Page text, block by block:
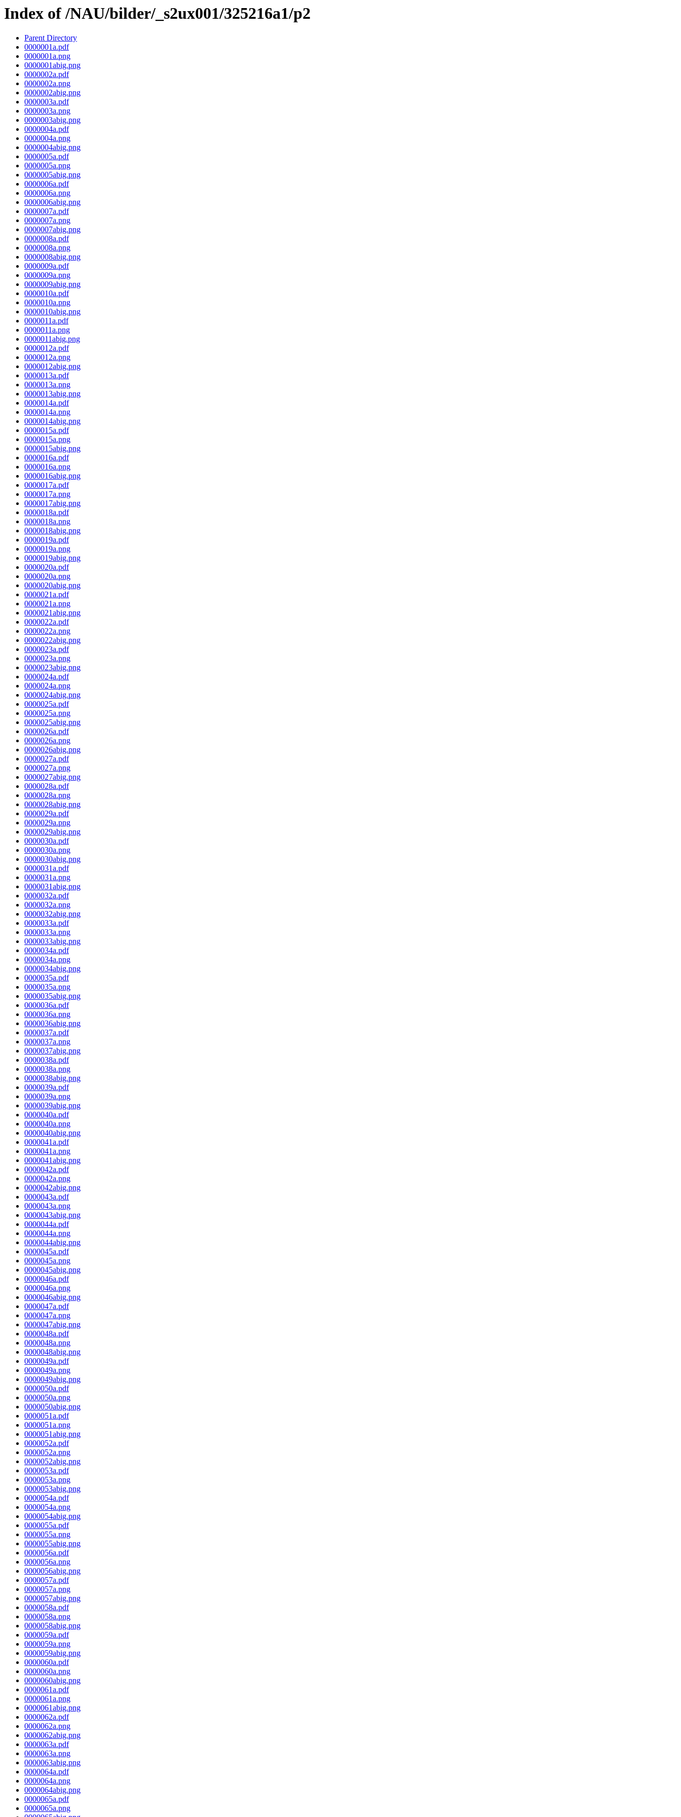
Index of /NAU/bilder/_s2ux001/325216a1/p2
Parent Directory
0000001a.pdf
0000001a.png
0000001abig.png
0000002a.pdf
0000002a.png
0000002abig.png
0000003a.pdf
0000003a.png
0000003abig.png
0000004a.pdf
0000004a.png
0000004abig.png
0000005a.pdf
0000005a.png
0000005abig.png
0000006a.pdf
0000006a.png
0000006abig.png
0000007a.pdf
0000007a.png
0000007abig.png
0000008a.pdf
0000008a.png
0000008abig.png
0000009a.pdf
0000009a.png
0000009abig.png
0000010a.pdf
0000010a.png
0000010abig.png
0000011a.pdf
0000011a.png
0000011abig.png
0000012a.pdf
0000012a.png
0000012abig.png
0000013a.pdf
0000013a.png
0000013abig.png
0000014a.pdf
0000014a.png
0000014abig.png
0000015a.pdf
0000015a.png
0000015abig.png
0000016a.pdf
0000016a.png
0000016abig.png
0000017a.pdf
0000017a.png
0000017abig.png
0000018a.pdf
0000018a.png
0000018abig.png
0000019a.pdf
0000019a.png
0000019abig.png
0000020a.pdf
0000020a.png
0000020abig.png
0000021a.pdf
0000021a.png
0000021abig.png
0000022a.pdf
0000022a.png
0000022abig.png
0000023a.pdf
0000023a.png
0000023abig.png
0000024a.pdf
0000024a.png
0000024abig.png
0000025a.pdf
0000025a.png
0000025abig.png
0000026a.pdf
0000026a.png
0000026abig.png
0000027a.pdf
0000027a.png
0000027abig.png
0000028a.pdf
0000028a.png
0000028abig.png
0000029a.pdf
0000029a.png
0000029abig.png
0000030a.pdf
0000030a.png
0000030abig.png
0000031a.pdf
0000031a.png
0000031abig.png
0000032a.pdf
0000032a.png
0000032abig.png
0000033a.pdf
0000033a.png
0000033abig.png
0000034a.pdf
0000034a.png
0000034abig.png
0000035a.pdf
0000035a.png
0000035abig.png
0000036a.pdf
0000036a.png
0000036abig.png
0000037a.pdf
0000037a.png
0000037abig.png
0000038a.pdf
0000038a.png
0000038abig.png
0000039a.pdf
0000039a.png
0000039abig.png
0000040a.pdf
0000040a.png
0000040abig.png
0000041a.pdf
0000041a.png
0000041abig.png
0000042a.pdf
0000042a.png
0000042abig.png
0000043a.pdf
0000043a.png
0000043abig.png
0000044a.pdf
0000044a.png
0000044abig.png
0000045a.pdf
0000045a.png
0000045abig.png
0000046a.pdf
0000046a.png
0000046abig.png
0000047a.pdf
0000047a.png
0000047abig.png
0000048a.pdf
0000048a.png
0000048abig.png
0000049a.pdf
0000049a.png
0000049abig.png
0000050a.pdf
0000050a.png
0000050abig.png
0000051a.pdf
0000051a.png
0000051abig.png
0000052a.pdf
0000052a.png
0000052abig.png
0000053a.pdf
0000053a.png
0000053abig.png
0000054a.pdf
0000054a.png
0000054abig.png
0000055a.pdf
0000055a.png
0000055abig.png
0000056a.pdf
0000056a.png
0000056abig.png
0000057a.pdf
0000057a.png
0000057abig.png
0000058a.pdf
0000058a.png
0000058abig.png
0000059a.pdf
0000059a.png
0000059abig.png
0000060a.pdf
0000060a.png
0000060abig.png
0000061a.pdf
0000061a.png
0000061abig.png
0000062a.pdf
0000062a.png
0000062abig.png
0000063a.pdf
0000063a.png
0000063abig.png
0000064a.pdf
0000064a.png
0000064abig.png
0000065a.pdf
0000065a.png